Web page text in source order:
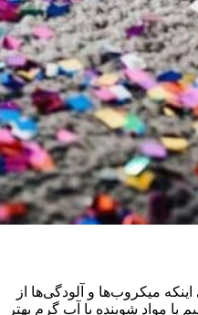
میکروب‌ها و آلودگی‌ها از
یا مواد شوینده با آب گرم بهتر